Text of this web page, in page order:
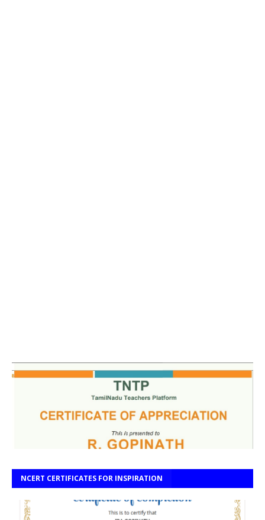
NCERT CERTIFICATES FOR INSPIRATION